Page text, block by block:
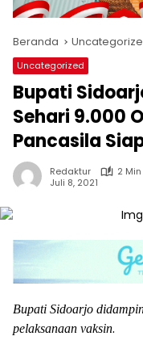
Beranda
Uncategorized
Bupati
Sehari 9.000
Pancasila
Redaktur
2
Juli 8, 2021
Bupati Sidoarjo
pelaksanaan vaksin.